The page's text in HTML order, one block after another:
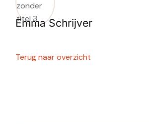
Emma Schrijver
Terug naar overzicht